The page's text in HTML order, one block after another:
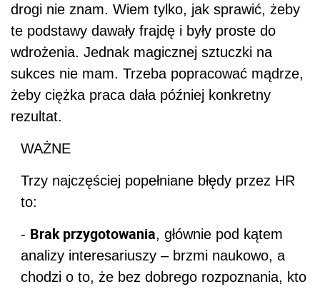
drogi nie znam. Wiem tylko, jak sprawić, żeby
te podstawy dawały frajdę i były proste do
wdrożenia. Jednak magicznej sztuczki na
sukces nie mam. Trzeba popracować mądrze,
żeby ciężka praca dała później konkretny
rezultat.
WAŻNE
Trzy najczęściej popełniane błędy przez HR
to:
- Brak przygotowania, głównie pod kątem
analizy interesariuszy – brzmi naukowo, a
chodzi o to, że bez dobrego rozpoznania, kto